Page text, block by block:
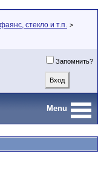
стекло и т.п. >
Запомнить?
Menu